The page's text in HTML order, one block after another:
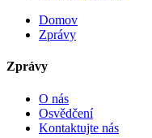
Domov
Zprávy
Zprávy
O nás
Osvědčení
Kontaktujte nás